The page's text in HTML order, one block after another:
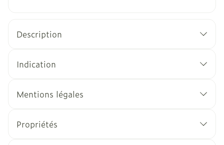
Description
Indication
Mentions légales
Propriétés